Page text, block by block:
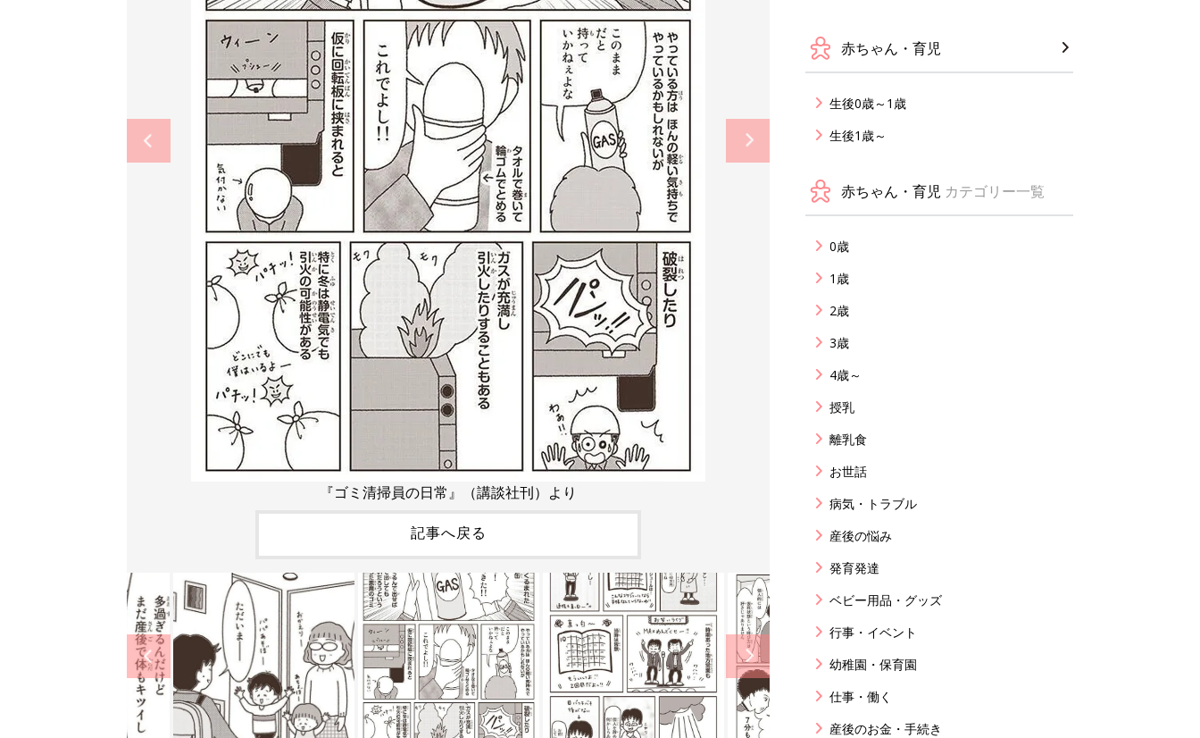
『ゴミ清掃員の日常』（講談社刊）より
記事へ戻る
赤ちゃん・育児
生後0歳～1歳
生後1歳～
赤ちゃん・育児 カテゴリー一覧
0歳
1歳
2歳
3歳
4歳～
授乳
離乳食
お世話
病気・トラブル
産後の悩み
発育発達
ベビー用品・グッズ
行事・イベント
幼稚園・保育園
仕事・働く
産後のお金・手続き